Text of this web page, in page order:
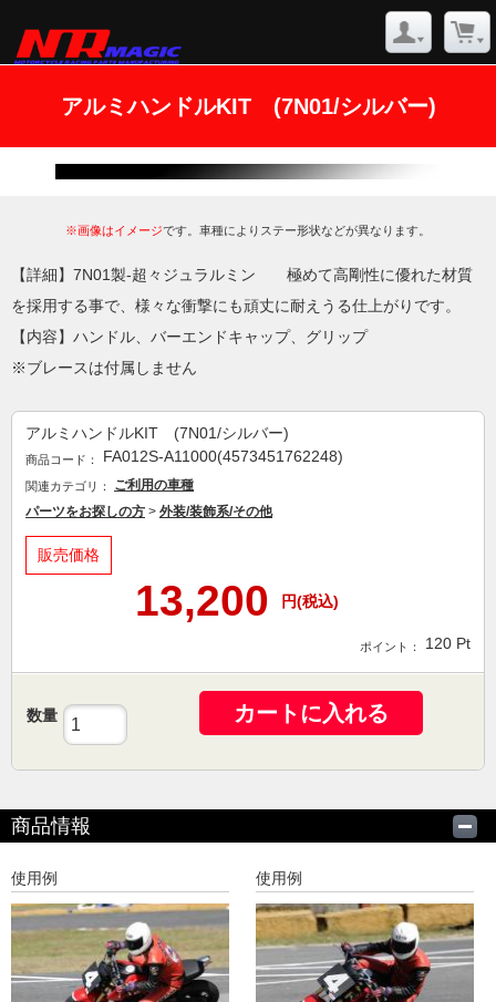
アルミハンドルKIT (7N01/シルバー)
※画像はイメージです。車種によりステー形状などが異なります。
【詳細】7N01製-超々ジュラルミン 極めて高剛性に優れた材質
を採用する事で、様々な衝撃にも頑丈に耐えうる仕上がりです。
【内容】ハンドル、バーエンドキャップ、グリップ
※ブレースは付属しません
アルミハンドルKIT (7N01/シルバー)
商品コード： FA012S-A11000(4573451762248)
関連カテゴリ：
ご利用の車種
パーツをお探しの方 > 外装/装飾系/その他
販売価格
13,200 円(税込)
ポイント： 120 Pt
数量 カートに入れる
商品情報
使用例 使用例